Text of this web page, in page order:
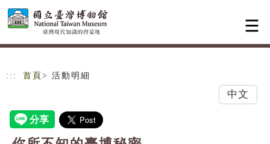
跳到主要內容
網站導覽
::: 首頁 > 活動明細
中文